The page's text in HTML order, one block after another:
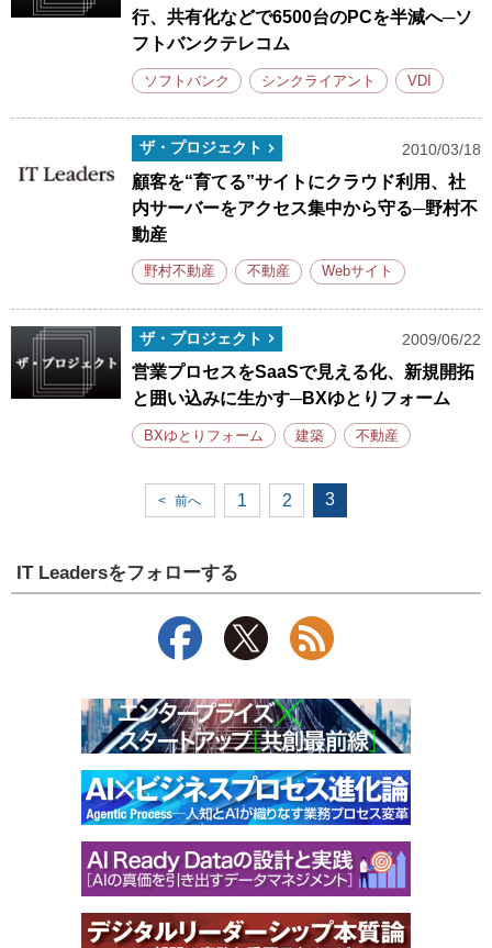
行、共有化などで6500台のPCを半減へ─ソ
フトバンクテレコム
ソフトバンク シンクライアント VDI
ザ・プロジェクト 2010/03/18
顧客を“育てる”サイトにクラウド利用、社
内サーバーをアクセス集中から守る─野村不
動産
野村不動産 不動産 Webサイト
ザ・プロジェクト 2009/06/22
営業プロセスをSaaSで見える化、新規開拓
と囲い込みに生かす─BXゆとりフォーム
BXゆとりフォーム 建築 不動産
< 前へ 1 2 3
IT Leadersをフォローする